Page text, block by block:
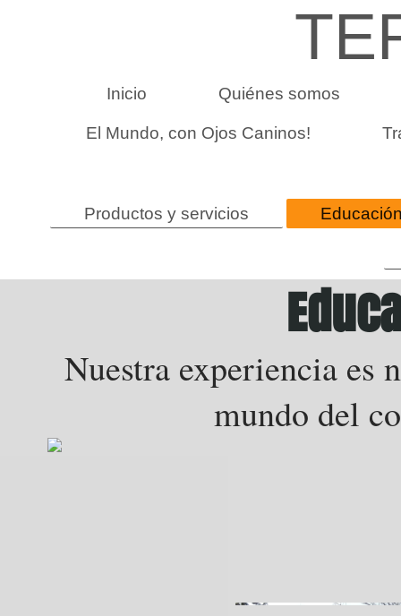
Inicio Quiénes somos
El Mundo, con Ojos Caninos!
Productos y servicios
Nuestra experiencia es
mundo del